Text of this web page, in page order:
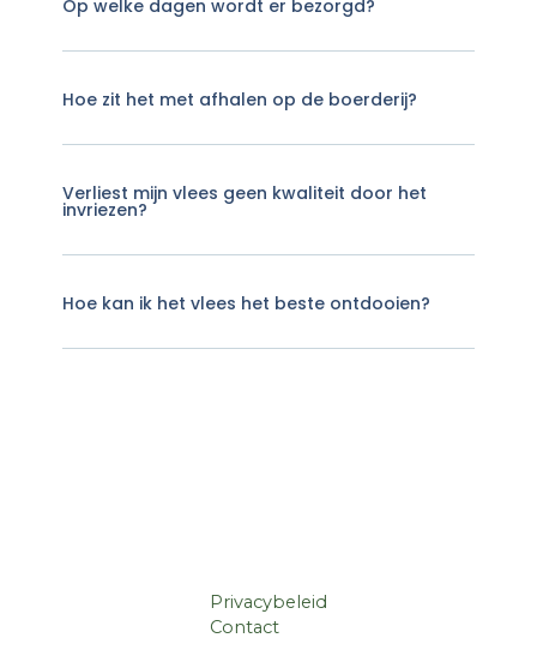
Op welke dagen wordt er bezorgd?
Hoe zit het met afhalen op de boerderij?
Verliest mijn vlees geen kwaliteit door het
invriezen?
Hoe kan ik het vlees het beste ontdooien?
Privacybeleid
Contact